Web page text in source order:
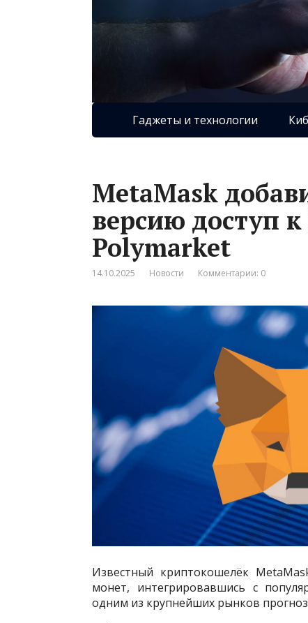
Гаджеты и технологии
MetaMask
версию доступ
Polymarket
14.10.2025 Новости Комментарии: 0
Известный криптокошелёк
монет, интегрировавшись с
одним из крупнейших рынков